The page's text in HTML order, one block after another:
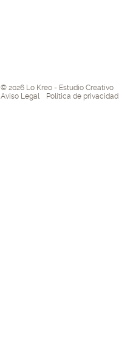
© 2026 Lo Kreo - Estudio Creativo
Aviso Legal
Política de privacidad